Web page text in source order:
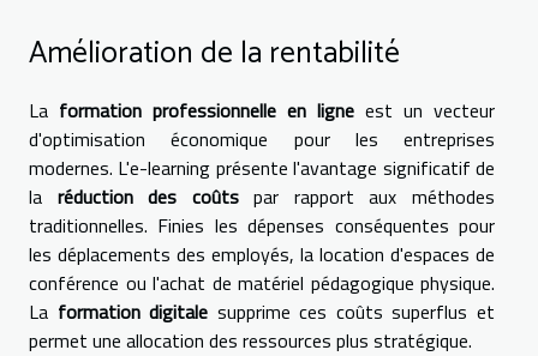
Amélioration de la rentabilité
La formation professionnelle en ligne est un vecteur
d'optimisation économique pour les entreprises
modernes. L'e-learning présente l'avantage significatif de
la réduction des coûtspar rapport aux méthodes
traditionnelles. Finies les dépenses conséquentes pour
les déplacements des employés, la location d'espaces de
conférence ou l'achat de matériel pédagogique physique.
La formation digitale supprime ces coûts superflus et
permet une allocation des ressources plus stratégique.